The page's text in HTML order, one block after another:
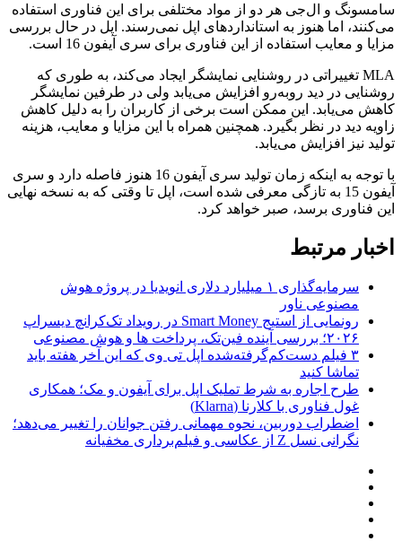
سامسونگ و ال‌جی هر دو از مواد مختلفی برای این فناوری استفاده
می‌کنند، اما هنوز به استانداردهای اپل نمی‌رسند. اپل در حال بررسی
مزایا و معایب استفاده از این فناوری برای سری آیفون 16 است.
MLA تغییراتی در روشنایی نمایشگر ایجاد می‌کند، به طوری که
روشنایی در دید روبه‌رو افزایش می‌یابد ولی در طرفین نمایشگر
کاهش می‌یابد. این ممکن است برخی از کاربران را به دلیل کاهش
زاویه دید در نظر بگیرد. همچنین همراه با این مزایا و معایب، هزینه
تولید نیز افزایش می‌یابد.
با توجه به اینکه زمان تولید سری آیفون 16 هنوز فاصله دارد و سری
آیفون 15 به تازگی معرفی شده است، اپل تا وقتی که به نسخه نهایی
این فناوری برسد، صبر خواهد کرد.
اخبار مرتبط
سرمایه‌گذاری ۱ میلیارد دلاری انویدیا در پروژه هوش
مصنوعی ناور
رونمایی از استیج Smart Money در رویداد تک‌کرانچ دیسراپ
۲۰۲۶؛ بررسی آینده فین‌تک، پرداخت‌ ها و هوش مصنوعی
۳ فیلم دست‌کم‌گرفته‌شده اپل تی وی که این آخر هفته باید
تماشا کنید
طرح اجاره به شرط تملیک اپل برای آیفون و مک؛ همکاری
غول فناوری با کلارنا (Klarna)
اضطراب دوربین، نحوه مهمانی رفتن جوانان را تغییر می‌دهد؛
نگرانی نسل Z از عکاسی و فیلم‌برداری مخفیانه